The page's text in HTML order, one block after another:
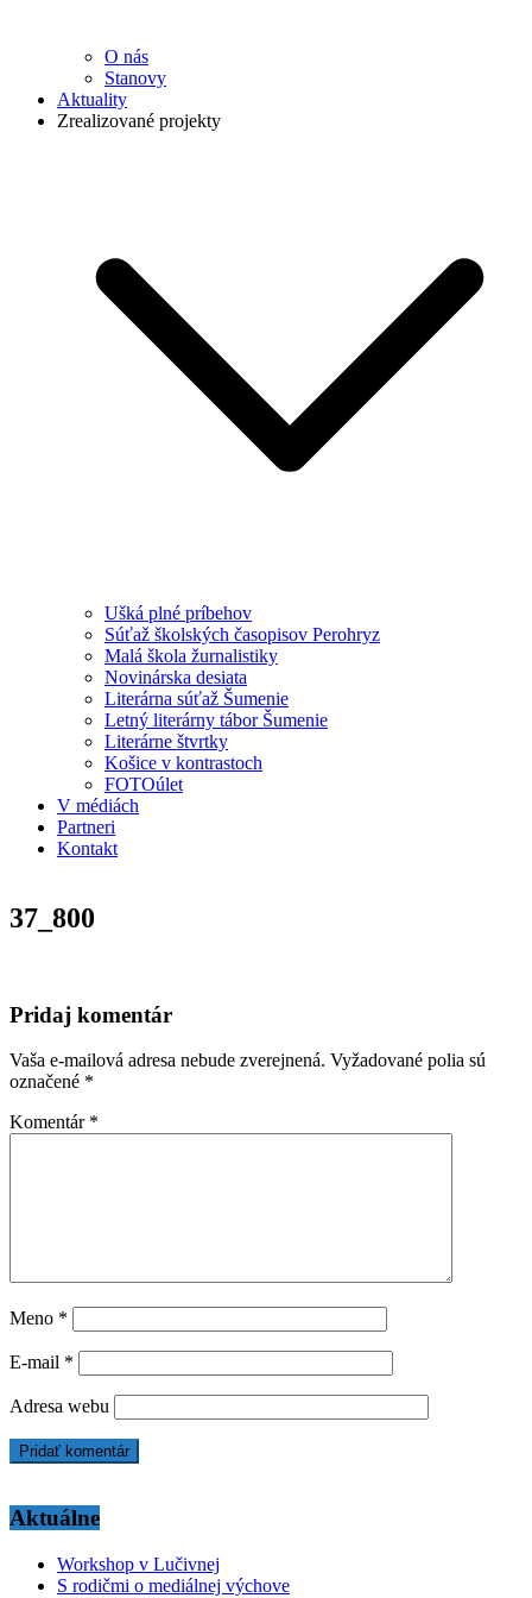
O nás
Stanovy
Aktuality
Zrealizované projekty
Ušká plné príbehov
Súťaž školských časopisov Perohryz
Malá škola žurnalistiky
Novinárska desiata
Literárna súťaž Šumenie
Letný literárny tábor Šumenie
Literárne štvrtky
Košice v kontrastoch
FOTOúlet
V médiách
Partneri
Kontakt
37_800
Pridaj komentár
Vaša e-mailová adresa nebude zverejnená. Vyžadované polia sú
označené *
Komentár *
Meno *
E-mail *
Adresa webu
Aktuálne
Workshop v Lučivnej
S rodičmi o mediálnej výchove